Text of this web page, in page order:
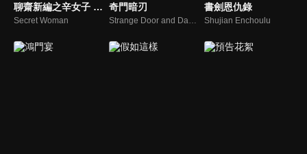
聊齋新編之辛女子 預告
Secret Woman
奇門暗刃 書劍恩仇錄
Shujian Enchoulu